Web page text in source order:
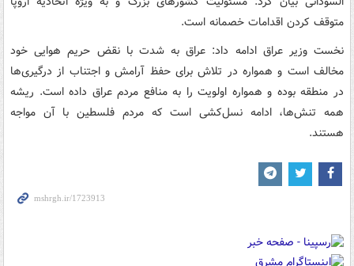
متوقف کردن اقدامات خصمانه است.
نخست وزیر عراق ادامه داد: عراق به شدت با نقض حریم هوایی خود
مخالف است و همواره در تلاش برای حفظ آرامش و اجتناب از درگیری‌ها
در منطقه بوده و همواره اولویت را به منافع مردم عراق داده است. ریشه
همه تنش‌ها، ادامه نسل‌کشی است که مردم فلسطین با آن مواجه
هستند.